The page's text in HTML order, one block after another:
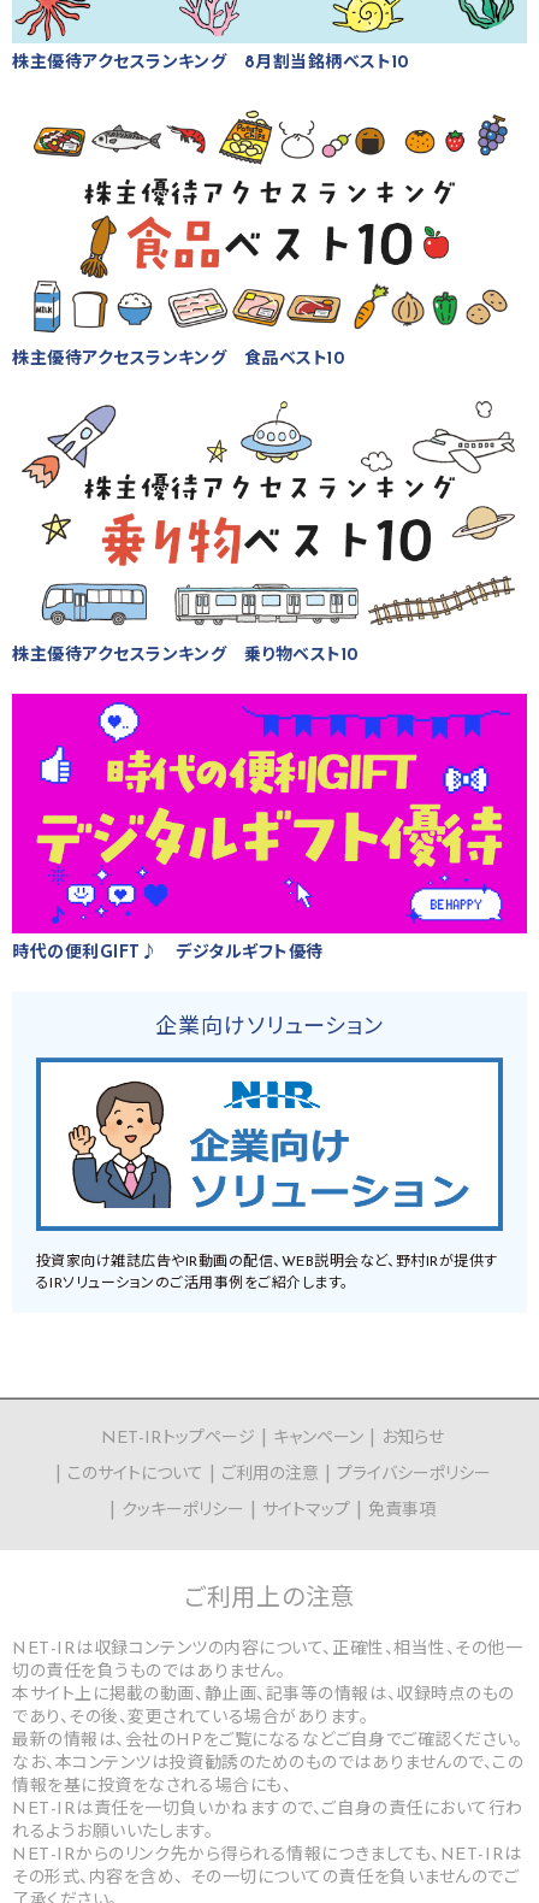
株主優待アクセスランキング 8月割当銘柄ベスト10
株主優待アクセスランキング 食品ベスト10
株主優待アクセスランキング 乗り物ベスト10
時代の便利GIFT♪ デジタルギフト優待
企業向けソリューション
投資家向け雑誌広告やIR動画の配信、WEB説明会など、野村IRが提供す
るIRソリューションのご活用事例をご紹介します。
NET-IRトップページ キャンペーン
お知らせ
このサイトについて
ご利用の注意
プライバシーポリシー
クッキーポリシー
サイトマップ 免責事項
ご利用上の注意
NET-IRは収録コンテンツの内容について、正確性、相当性、その他一
切の責任を負うものではありません。
本サイト上に掲載の動画、静止画、記事等の情報は、収録時点のもの
であり、その後、変更されている場合があります。
最新の情報は、会社のHPをご覧になるなどご自身でご確認ください。
なお、本コンテンツは投資勧誘のためのものではありませんので、この
情報を基に投資をなされる場合にも、
NET-IRは責任を一切負いかねますので、ご自身の責任において行わ
れるようお願いいたします。
NET-IRからのリンク先から得られる情報につきましても、NET-IRは
その形式、内容を含め、 その一切についての責任を負いませんのでご